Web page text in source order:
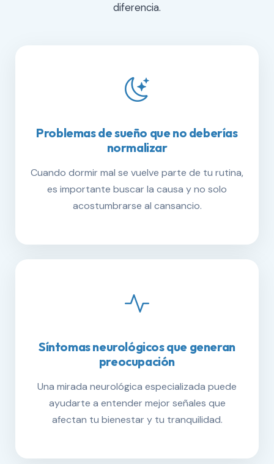
diferencia.
Problemas de sueño que no deberías
normalizar
Cuando dormir mal se vuelve parte de tu rutina,
es importante buscar la causa y no solo
acostumbrarse al cansancio.
Síntomas neurológicos que generan
preocupación
Una mirada neurológica especializada puede
ayudarte a entender mejor señales que
afectan tu bienestar y tu tranquilidad.